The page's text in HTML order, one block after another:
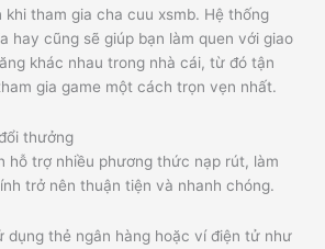
tham gia cha cuu xsmb. Hệ thống
hay cũng sẽ giúp bạn làm quen với giao
khác nhau trong nhà cái, từ đó tận
gia game một cách trọn vẹn nhất.
thưởng
hỗ trợ nhiều phương thức nạp rút, làm
trở nên thuận tiện và nhanh chóng.
dụng thẻ ngân hàng hoặc ví điện tử như